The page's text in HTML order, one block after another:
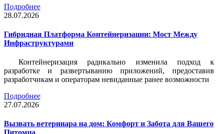
Подробнее
28.07.2026
Гибридная Платформа Контейнеризации: Мост Между
Инфраструктурами
Контейнеризация радикально изменила подход к
разработке и развертыванию приложений, предоставив
разработчикам и операторам невиданные ранее возможности
Подробнее
27.07.2026
Вызвать ветеринара на дом: Комфорт и Забота для Вашего